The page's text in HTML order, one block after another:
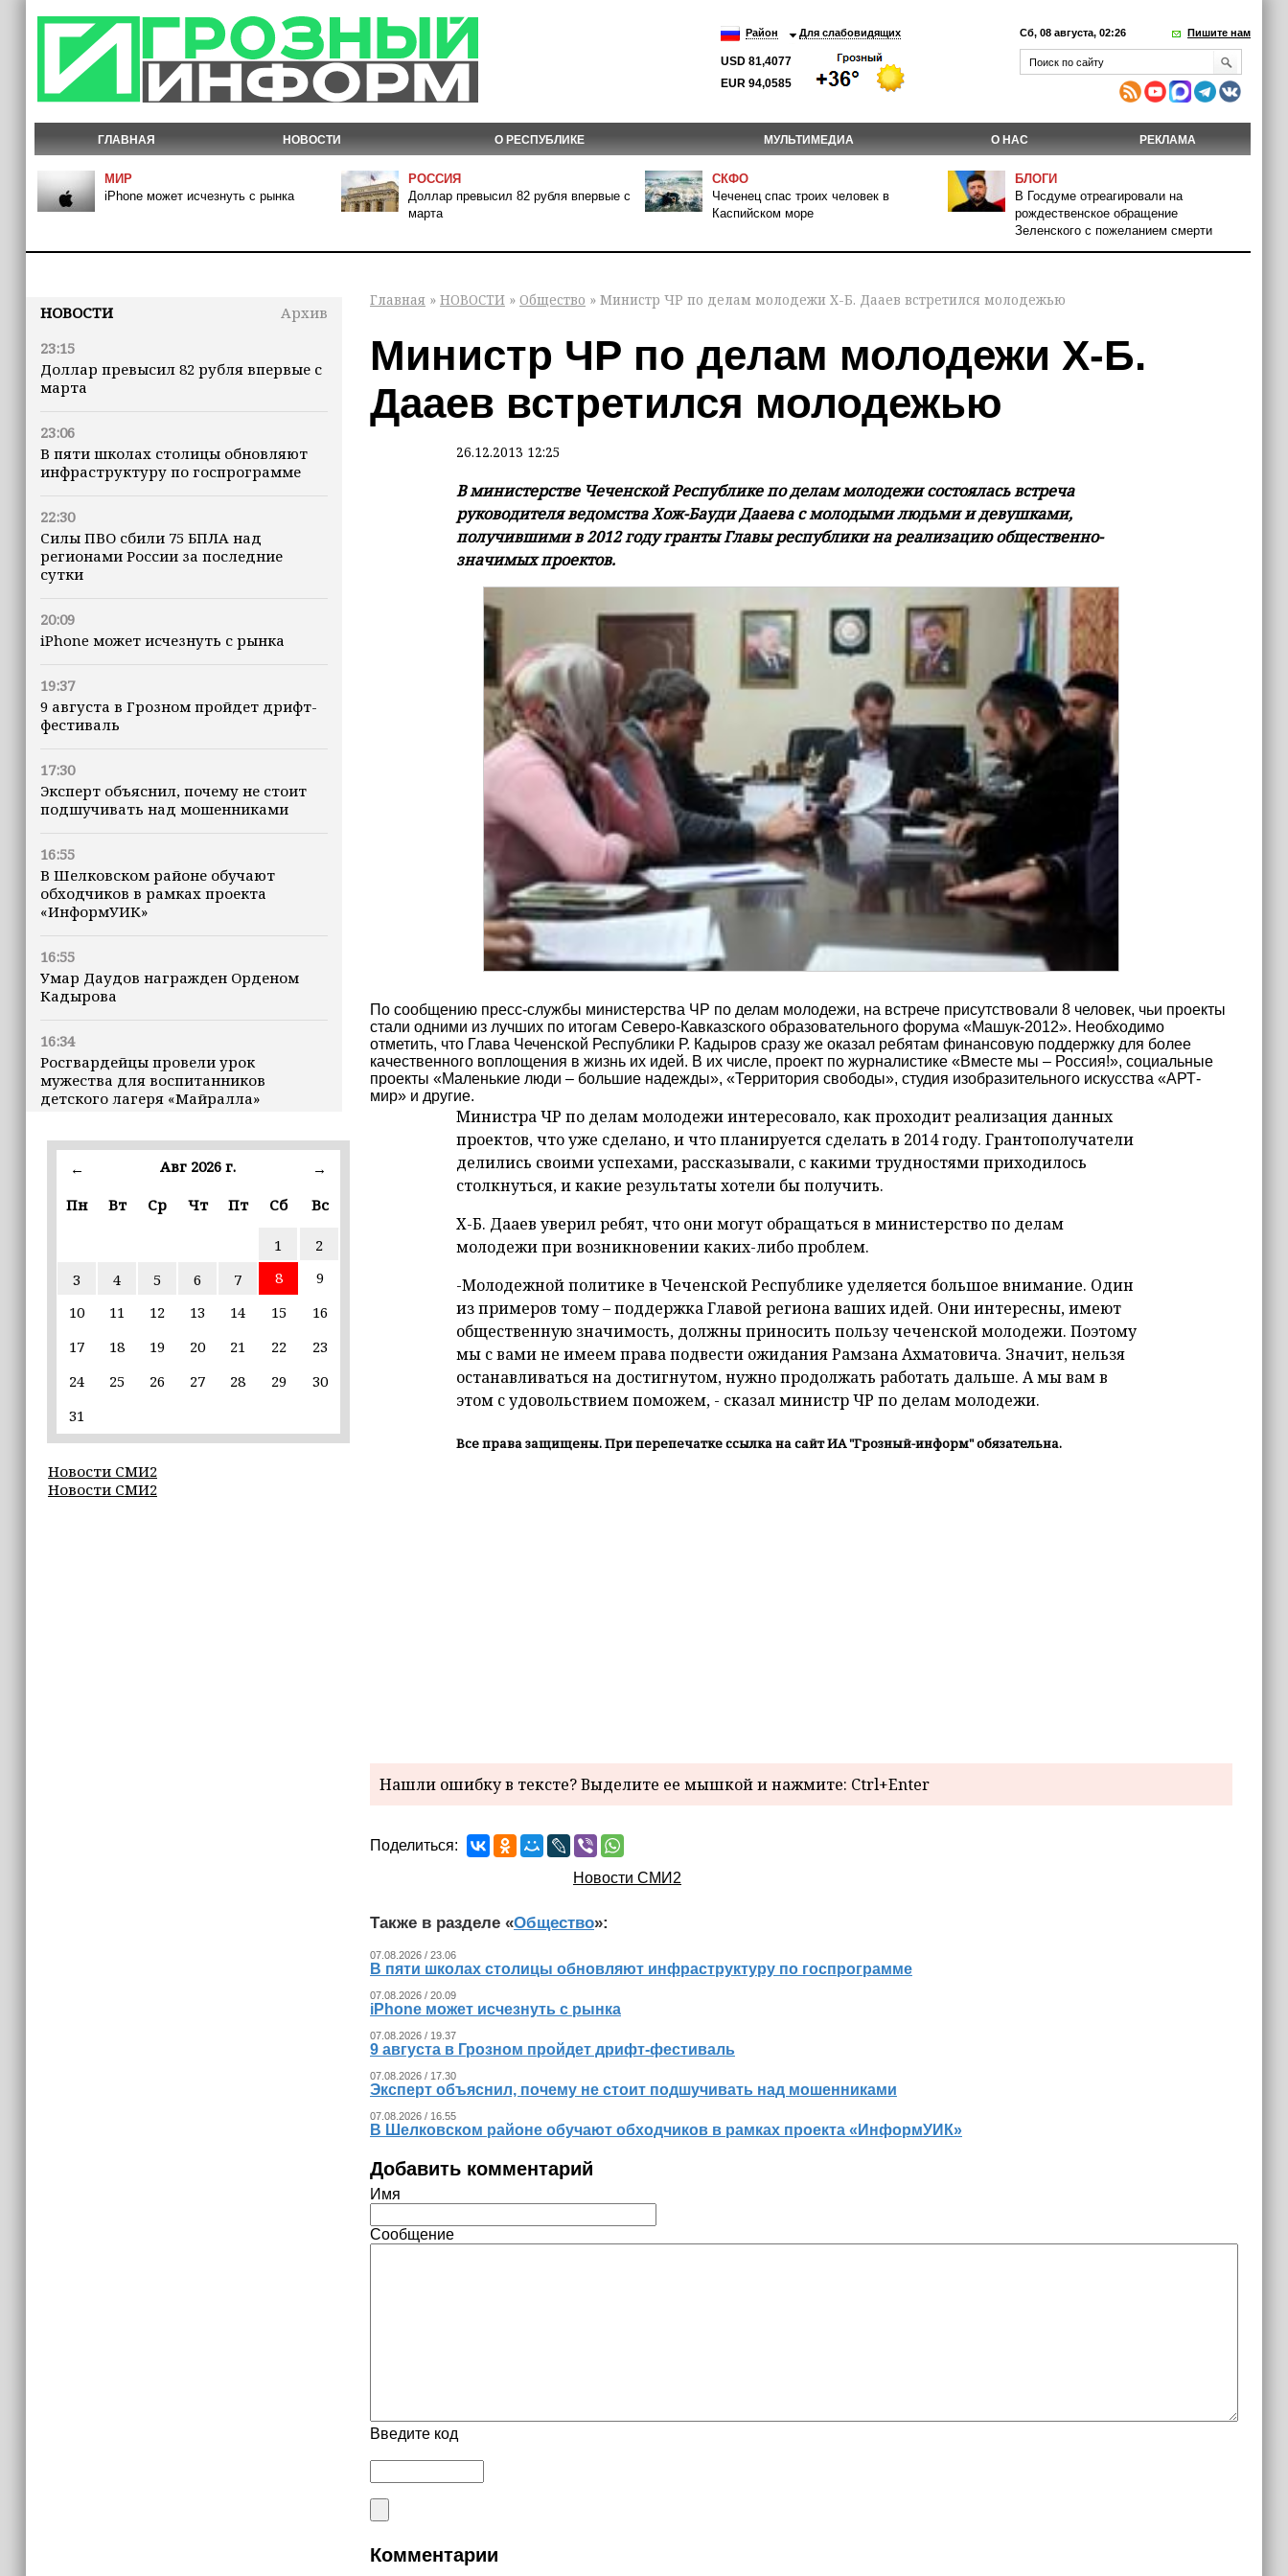
Район Для слабовидящих
USD 81,4077
EUR 94,0585
Сб, 08 августа, 02:26 Пишите нам
ГЛАВНАЯ НОВОСТИ О РЕСПУБЛИКЕ МУЛЬТИМЕДИА О НАС РЕКЛАМА
МИР
iPhone может исчезнуть с рынка
РОССИЯ
Доллар превысил 82 рубля впервые с
марта
СКФО
Чеченец спас троих человек в
Каспийском море
БЛОГИ
В Госдуме отреагировали на
рождественское обращение
Зеленского с пожеланием смерти
НОВОСТИ
Архив
23:15
Доллар превысил 82 рубля впервые с
марта
23:06
В пяти школах столицы обновляют
инфраструктуру по госпрограмме
22:30
Силы ПВО сбили 75 БПЛА над
регионами России за последние
сутки
20:09
iPhone может исчезнуть с рынка
19:37
9 августа в Грозном пройдет дрифт-
фестиваль
17:30
Эксперт объяснил, почему не стоит
подшучивать над мошенниками
16:55
В Шелковском районе обучают
обходчиков в рамках проекта
«ИнформУИК»
16:55
Умар Даудов награжден Орденом
Кадырова
16:34
Росгвардейцы провели урок
мужества для воспитанников
детского лагеря «Майралла»
16:30
Дмитрий Чернышенко: Внутренний
въездной — на 20,1%
Из бюджета Чечни дополнительно
выделено 505 млн рублей
пострадавшим от паводков
15:35
— стать большой
Избирательные участки Шатоя
готовы к приёму голосов
← Авг 2026 г.
→
Пн
Вт Ср Чт Пт Сб Вс
1
2
3
4 5 6 7 8
9
10
11 12 13 14 15
16
17
18 19 20 21 22
23
24
25 26 27 28 29
30
31
Новости СМИ2
Новости СМИ2
Главная » НОВОСТИ » Общество » Министр ЧР по делам молодежи Х-Б. Дааев встретился молодежью
Министр ЧР по делам молодежи Х-Б.
Дааев встретился молодежью
26.12.2013 12:25
В министерстве Чеченской Республике по делам молодежи состоялась встреча
руководителя ведомства Хож-Бауди Дааева с молодыми людьми и девушками,
получившими в 2012 году гранты Главы республики на реализацию общественно-
значимых проектов.
По сообщению пресс-службы министерства ЧР по делам молодежи, на встрече присутствовали 8 человек, чьи проекты
стали одними из лучших по итогам Северо-Кавказского образовательного форума «Машук-2012». Необходимо
отметить, что Глава Чеченской Республики Р. Кадыров сразу же оказал ребятам финансовую поддержку для более
качественного воплощения в жизнь их идей. В их числе, проект по журналистике «Вместе мы – Россия!», социальные
проекты «Маленькие люди – большие надежды», «Территория свободы», студия изобразительного искусства «АРТ-
мир» и другие.
Министра ЧР по делам молодежи интересовало, как проходит реализация данных
проектов, что уже сделано, и что планируется сделать в 2014 году. Грантополучатели
делились своими успехами, рассказывали, с какими трудностями приходилось
столкнуться, и какие результаты хотели бы получить.
Х-Б. Дааев уверил ребят, что они могут обращаться в министерство по делам
молодежи при возникновении каких-либо проблем.
-Молодежной политике в Чеченской Республике уделяется большое внимание. Один
из примеров тому – поддержка Главой региона ваших идей. Они интересны, имеют
общественную значимость, должны приносить пользу чеченской молодежи. Поэтому
мы с вами не имеем права подвести ожидания Рамзана Ахматовича. Значит, нельзя
останавливаться на достигнутом, нужно продолжать работать дальше. А мы вам в
этом с удовольствием поможем, - сказал министр ЧР по делам молодежи.
Все права защищены. При перепечатке ссылка на сайт ИА "Грозный-информ" обязательна.
Нашли ошибку в тексте? Выделите ее мышкой и нажмите: Ctrl+Enter
Поделиться:
Новости СМИ2
Также в разделе «Общество»:
07.08.2026 / 23.06
В пяти школах столицы обновляют инфраструктуру по госпрограмме
07.08.2026 / 20.09
iPhone может исчезнуть с рынка
07.08.2026 / 19.37
9 августа в Грозном пройдет дрифт-фестиваль
07.08.2026 / 17.30
Эксперт объяснил, почему не стоит подшучивать над мошенниками
07.08.2026 / 16.55
В Шелковском районе обучают обходчиков в рамках проекта «ИнформУИК»
Добавить комментарий
Имя
Сообщение
Введите код
Комментарии